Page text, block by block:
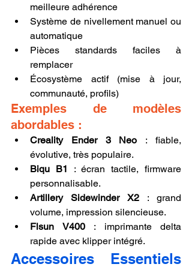
meilleure adhérence
Système de nivellement manuel ou
automatique
Pièces standards faciles à
remplacer
Écosystème actif (mise à jour,
communauté, profils)
Exemples de modèles
abordables :
Creality Ender 3 Neo : fiable,
évolutive, très populaire.
Biqu B1 : écran tactile, firmware
personnalisable.
Artillery Sidewinder X2 : grand
volume, impression silencieuse.
Flsun V400 : imprimante delta
rapide avec klipper intégré.
Accessoires Essentiels